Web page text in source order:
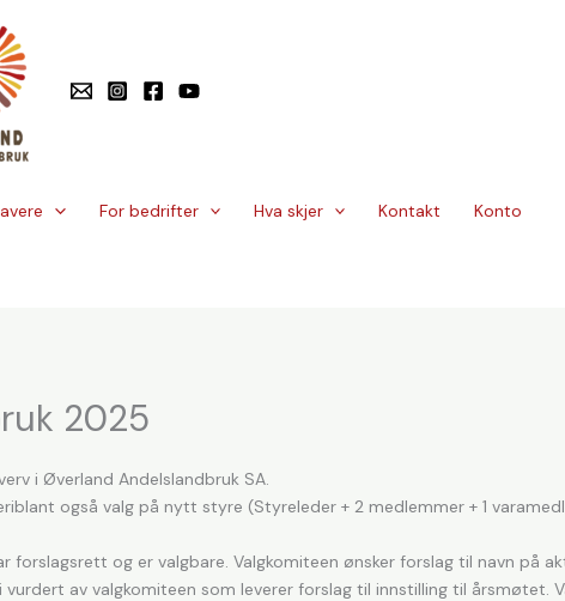
For bedrifter Hva skjer Kontakt Konto
2025
i Øverland Andelslandbruk SA.
også valg på nytt styre (Styreleder + 2 medlemmer + 1
og er valgbare. Valgkomiteen ønsker forslag til navn på
av valgkomiteen som leverer forslag til innstilling til årsmøtet.